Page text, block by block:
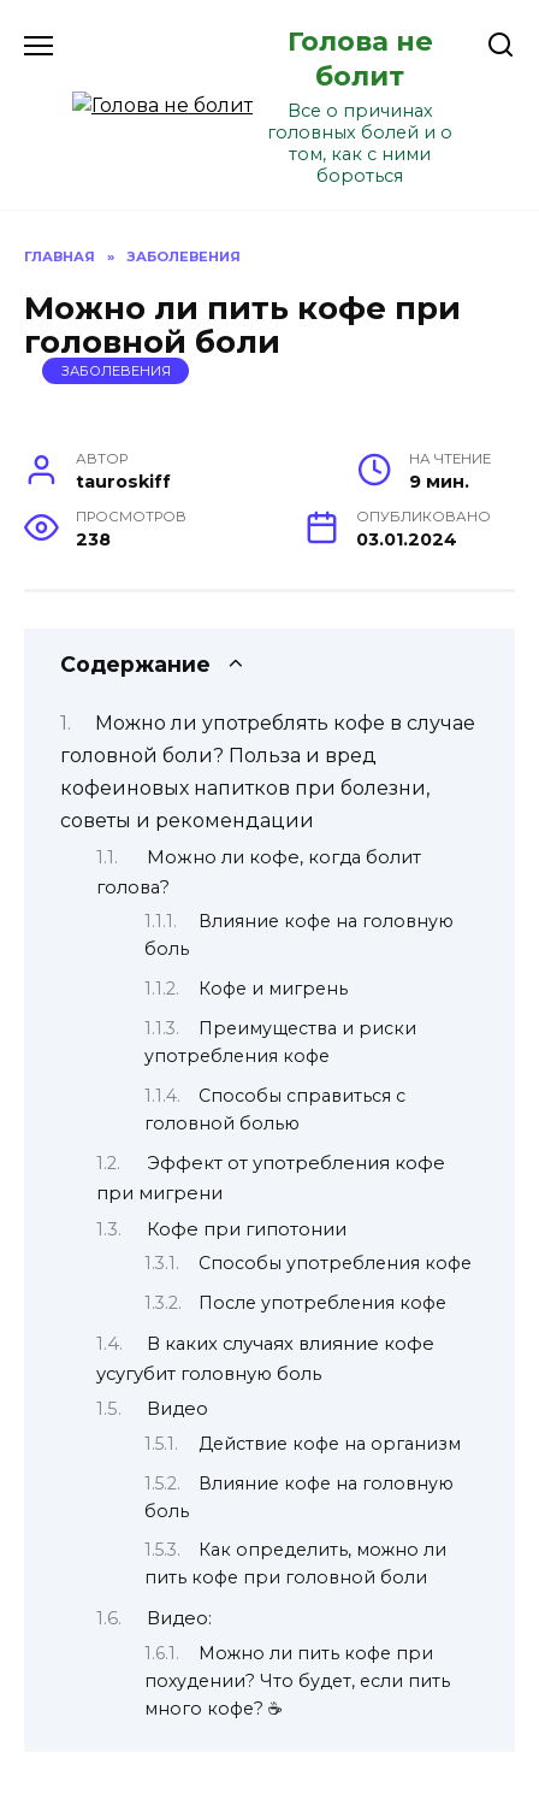
Голова не
болит
Все о причинах
головных болей и о
том, как с ними
бороться
ГЛАВНАЯ » ЗАБОЛЕВЕНИЯ
Можно ли пить кофе при
головной боли
ЗАБОЛЕВЕНИЯ
АВТОР
tauroskiff
НА ЧТЕНИЕ
9 мин.
ПРОСМОТРОВ
238
ОПУБЛИКОВАНО
03.01.2024
Содержание
Можно ли употреблять кофе в случае
головной боли? Польза и вред
кофеиновых напитков при болезни,
советы и рекомендации
Можно ли кофе, когда болит
голова?
Влияние кофе на головную
боль
Кофе и мигрень
Преимущества и риски
употребления кофе
Способы справиться с
головной болью
Эффект от употребления кофе
при мигрени
Кофе при гипотонии
Способы употребления кофе
После употребления кофе
В каких случаях влияние кофе
усугубит головную боль
Видео
Действие кофе на организм
Влияние кофе на головную
боль
Как определить, можно ли
пить кофе при головной боли
Видео:
Можно ли пить кофе при
похудении? Что будет, если пить
много кофе? ☕️